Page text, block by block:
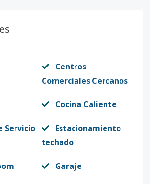
Centros
Comerciales Cercanos
Cocina Caliente
Servicio
Estacionamiento
techado
Garaje